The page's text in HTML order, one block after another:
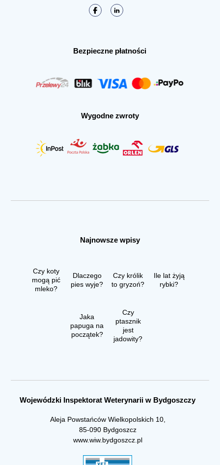
Bezpieczne płatności
Wygodne zwroty
Najnowsze wpisy
Czy koty
mogą pić
mleko?
Dlaczego
pies wyje?
Czy królik
to gryzoń?
Ile lat żyją
rybki?
Jaka
papuga na
początek?
Czy
ptasznik
jest
jadowity?
Wojewódzki Inspektorat Weterynarii w Bydgoszczy
Aleja Powstańców Wielkopolskich 10,
85-090 Bydgoszcz
www.wiw.bydgoszcz.pl